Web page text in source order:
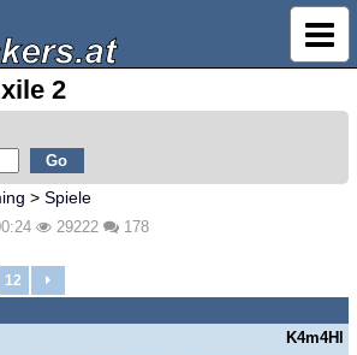
2
> Spiele
29222 178
12
K4m4Hl